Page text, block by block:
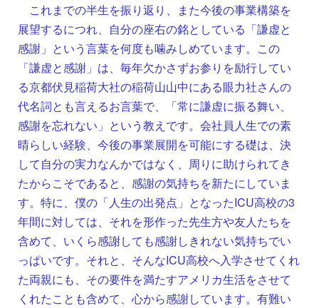
これまでの半生を振り返り、また今後の事業構築を
展望するにつれ、自分の座右の銘としている「謙虚と
感謝」という言葉を何度も噛みしめています。この
「謙虚と感謝」は、毎年欠かさずお参りを励行してい
る京都伏見稲荷大社の稲荷山山中にある眼力社さんの
代名詞とも言えるお言葉で、「常に謙虚に振る舞い、
感謝を忘れない」という教えです。会社員人生での素
晴らしい経験、今後の事業展開を可能にする礎は、決
して自分の実力なんかではなく、周りに助けられてき
たからこそであると、感謝の気持ちを新たにしていま
す。特に、僕の「人生の出発点」となったICU高校の3
年間に対しては、それを形作った先生方や友人たちを
含めて、いくら感謝しても感謝しきれない気持ちでい
っぱいです。それと、そんなICU高校へ入学させてくれ
た両親にも、その要件を満たすアメリカ生活をさせて
くれたことも含めて、心から感謝しています。有難い